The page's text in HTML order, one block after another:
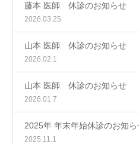
藤本 医師 休診のお知らせ
2026.03.25
山本 医師 休診のお知らせ
2026.02.1
山本 医師 休診のお知らせ
2026.01.7
2025年 年末年始休診のお知ら
2025.11.1